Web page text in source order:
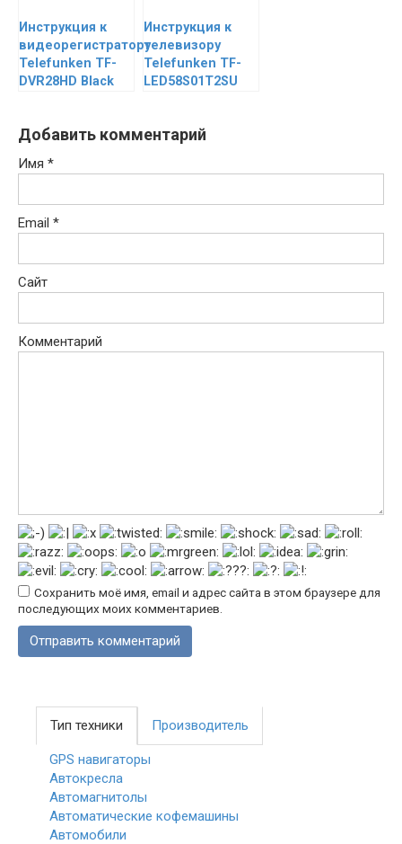
Инструкция к
видеорегистратору
Telefunken TF-
DVR28HD Black
Инструкция к
телевизору
Telefunken TF-
LED58S01T2SU
Добавить комментарий
Имя *
Email *
Сайт
Комментарий
Сохранить моё имя, email и адрес сайта в этом браузере для
последующих моих комментариев.
Тип техники Производитель
GPS навигаторы
Автокресла
Автомагнитолы
Автоматические кофемашины
Автомобили